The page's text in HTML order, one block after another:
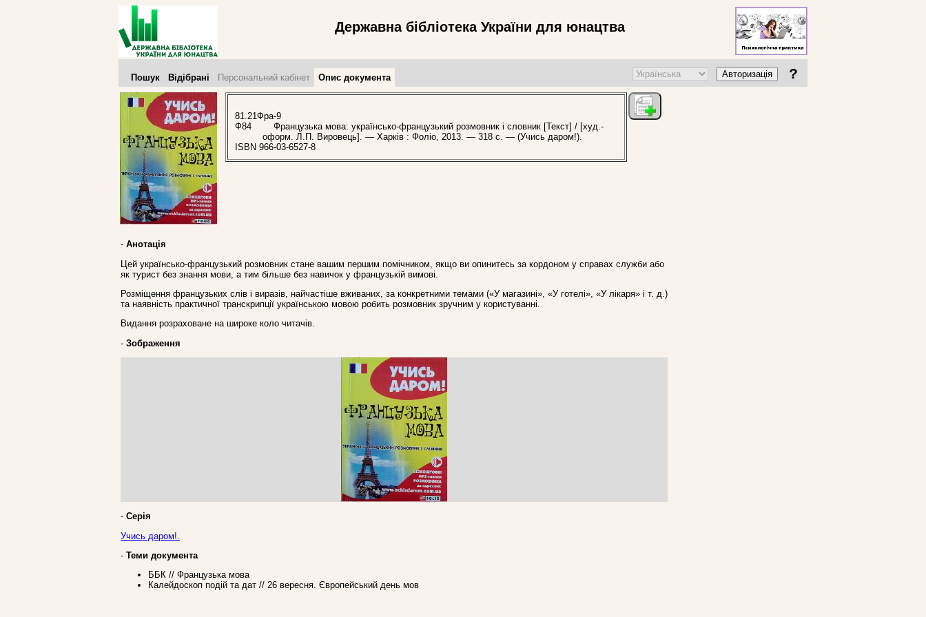
Державна бібліотека України для юнацтва
Пошук Відібрані Персональний кабінет Опис документа Авторизація ?
81.21Фра-9
Ф84
Французька мова: українсько-французький розмовник і словник [Текст] / [худ.-
оформ. Л.П. Вировець]. — Харків : Фоліо, 2013. — 318 с. — (Учись даром!).
ISBN 966-03-6527-8
- Анотація
Цей українсько-французький розмовник стане вашим першим помічником, якщо ви опинитесь за кордоном у справах служби або
як турист без знання мови, а тим більше без навичок у французькій вимові.
Розміщення французьких слів і виразів, найчастіше вживаних, за конкретними темами («У магазині», «У готелі», «У лікаря» і т. д.)
та наявність практичної транскрипції українською мовою робить розмовник зручним у користуванні.
Видання розраховане на широке коло читачів.
- Зображення
- Серія
Учись даром!.
- Теми документа
ББК // Французька мова
Калейдоскоп подій та дат // 26 вересня. Європейський день мов